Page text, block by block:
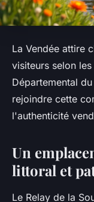
La Vendée attire
visiteurs selon
Départemental
rejoindre cette
l'authenticité
Un
littoral et
Le Relay de la